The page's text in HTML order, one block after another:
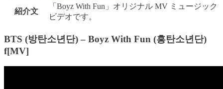
紹介文
「Boyz With Fun」オリジナル MV ミュージック
ビデオです。
BTS (방탄소년단) – Boyz With Fun (흥탄소년단)
f[MV]